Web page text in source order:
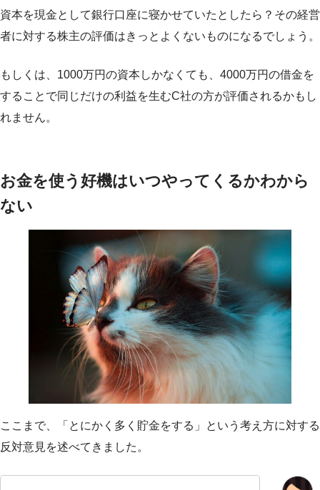
資本を現金として銀行口座に寝かせていたとしたら？その経営
者に対する株主の評価はきっとよくないものになるでしょう。
もしくは、1000万円の資本しかなくても、4000万円の借金を
することで同じだけの利益を生むC社の方が評価されるかもし
れません。
お金を使う好機はいつやってくるかわから
ない
ここまで、「とにかく多く貯金をする」という考え方に対する
反対意見を述べてきました。